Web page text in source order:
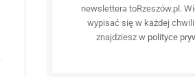
newslettera toRzeszów.pl.
wypisać się w każdej
znajdziesz w polityce